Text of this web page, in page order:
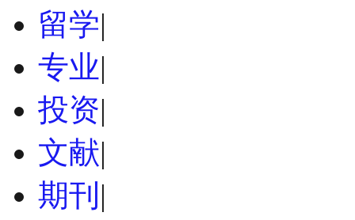
留学|
专业|
投资|
文献|
期刊 |